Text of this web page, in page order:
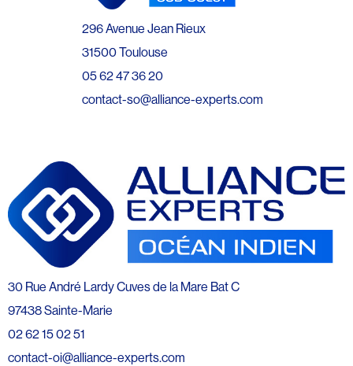
296 Avenue Jean Rieux
31500 Toulouse
05 62 47 36 20
contact-so@alliance-experts.com
30 Rue André Lardy Cuves de la Mare Bat C
97438 Sainte-Marie
02 62 15 02 51
contact-oi@alliance-experts.com